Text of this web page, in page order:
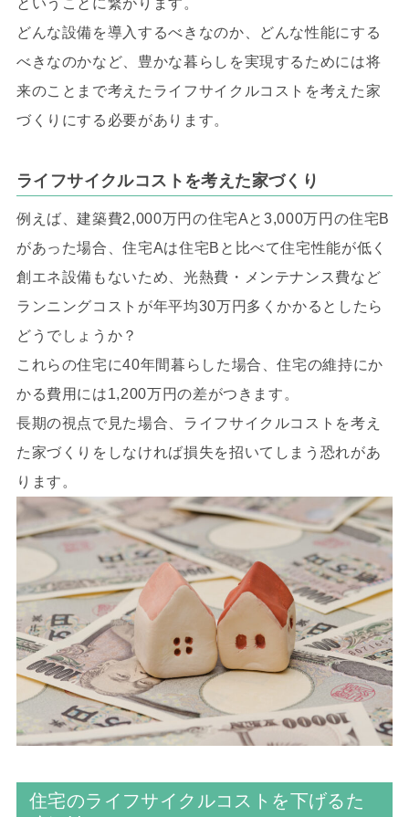
どんな設備を導入するべきなのか、どんな性能にする
べきなのかなど、豊かな暮らしを実現するためには将
来のことまで考えたライフサイクルコストを考えた家
づくりにする必要があります。
ライフサイクルコストを考えた家づくり
例えば、建築費2,000万円の住宅Aと3,000万円の住宅B
があった場合、住宅Aは住宅Bと比べて住宅性能が低く
創エネ設備もないため、光熱費・メンテナンス費など
ランニングコストが年平均30万円多くかかるとしたら
どうでしょうか？
これらの住宅に40年間暮らした場合、住宅の維持にか
かる費用には1,200万円の差がつきます。
長期の視点で見た場合、ライフサイクルコストを考え
た家づくりをしなければ損失を招いてしまう恐れがあ
ります。
住宅のライフサイクルコストを下げるた